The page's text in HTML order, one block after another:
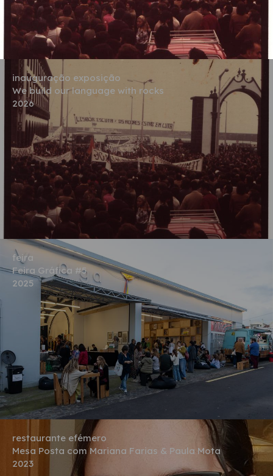
inauguração exposição
We build our language with rocks
2026
feira
Feira Gráfica #5
2025
restaurante efémero
Mesa Posta com Mariana Farias & Paula Mota
2023